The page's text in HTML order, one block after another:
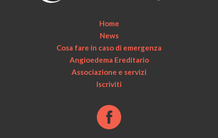
Home
News
Cosa fare in caso di emergenza
Angioedema Ereditario
Associazione e servizi
Iscriviti